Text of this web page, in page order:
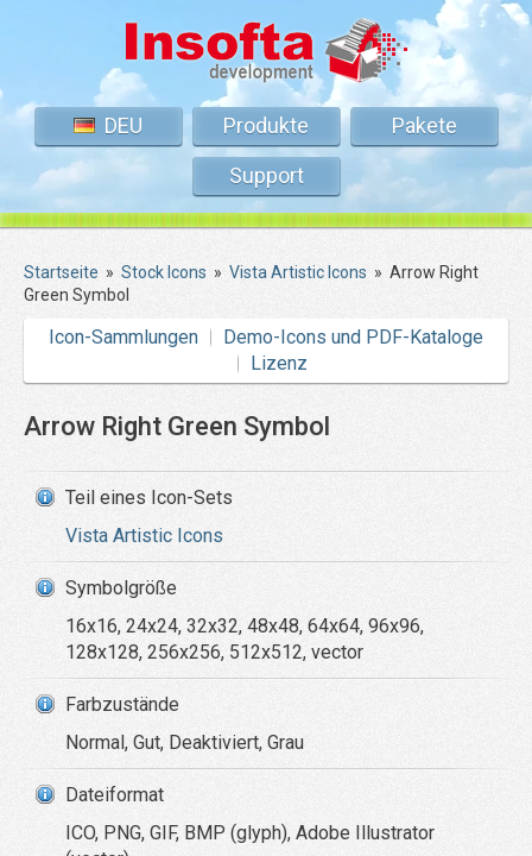
DEU Produkte
Pakete
Support
Startseite » Stock Icons » Vista Artistic Icons » Arrow Right
Green Symbol
Icon-Sammlungen
Demo-Icons und PDF-Kataloge
Lizenz
Arrow Right Green Symbol
Teil eines Icon-Sets
Vista Artistic Icons
Symbolgröße
16x16, 24x24, 32x32, 48x48, 64x64, 96x96,
128x128, 256x256, 512x512, vector
Farbzustände
Normal, Gut, Deaktiviert, Grau
Dateiformat
ICO, PNG, GIF, BMP (glyph), Adobe Illustrator